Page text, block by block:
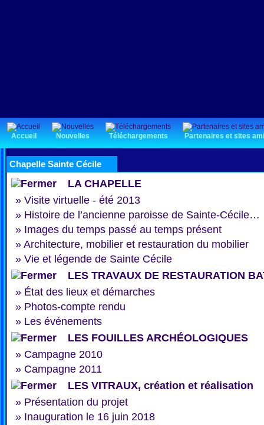
Accueil Nouvelles Téléchargements Partenaires et sites
Chapelle Sainte Cécile
LA CHAPELLE
» Visite virtuelle - été 2013
» Histoire de l’ancienne paroisse de Sainte-Cécile…
» Images du temps passé au temps présent
» Architecture, mobilier et restauration du mobilier
» Vie et légende de Sainte Cécile
LES TRAVAUX DE RESTAURATION
» État des lieux et démarches
» Photos-compte rendu
» Les événements
LES FOUILLES ARCHÉOLOGIQUES
» Campagne 2010
» Campagne 2011
LES VITRAUX, création et réalisation
» Présentation du projet
» Inauguration le 16 juin 2018